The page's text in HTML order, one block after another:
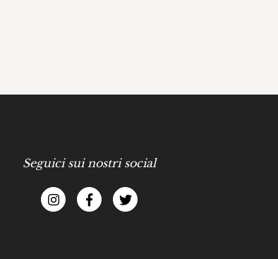
Seguici sui nostri social